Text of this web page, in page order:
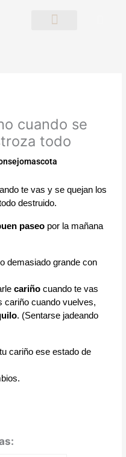
cuando se
todo
te vas y se quejan los
destruido.
paseo por la mañana
demasiado grande con
cariñocuando te vas
cariño cuando vuelves,
. (Sentarse jadeando
cariño ese estado de